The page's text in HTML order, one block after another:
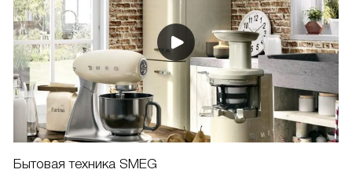
Бытовая техника SMEG